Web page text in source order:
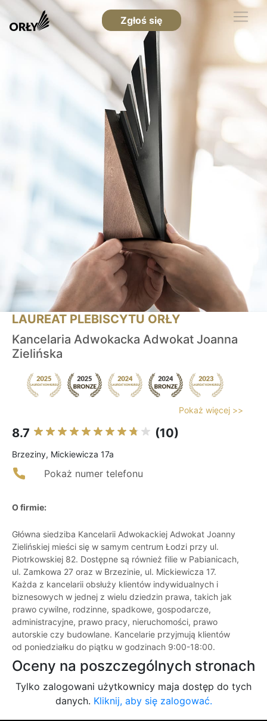
Zgłoś się
LAUREAT PLEBISCYTU ORŁY
Kancelaria Adwokacka Adwokat Joanna
Zielińska
Pokaż więcej >>
8.7 (10)
Brzeziny, Mickiewicza 17a
Pokaż numer telefonu
O firmie:
Główna siedziba Kancelarii Adwokackiej Adwokat Joanny
Zielińskiej mieści się w samym centrum Łodzi przy ul.
Piotrkowskiej 82. Dostępne są również filie w Pabianicach,
ul. Zamkowa 27 oraz w Brzezinie, ul. Mickiewicza 17.
Każda z kancelarii obsłuży klientów indywidualnych i
biznesowych w jednej z wielu dziedzin prawa, takich jak
prawo cywilne, rodzinne, spadkowe, gospodarcze,
administracyjne, prawo pracy, nieruchomości, prawo
autorskie czy budowlane. Kancelarie przyjmują klientów
od poniedziałku do piątku w godzinach 9:00-18:00.
Oceny na poszczególnych stronach
Tylko zalogowani użytkownicy maja dostęp do tych
danych. Kliknij, aby się zalogować.